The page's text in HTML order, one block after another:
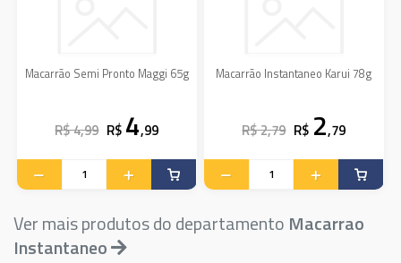
Macarrão Semi Pronto Maggi 65g
R$ 4,99 R$ 4,99
Macarrão Instantaneo Karui 78g
R$ 2,79 R$ 2,79
Ver mais produtos do departamento Macarrao
Instantaneo